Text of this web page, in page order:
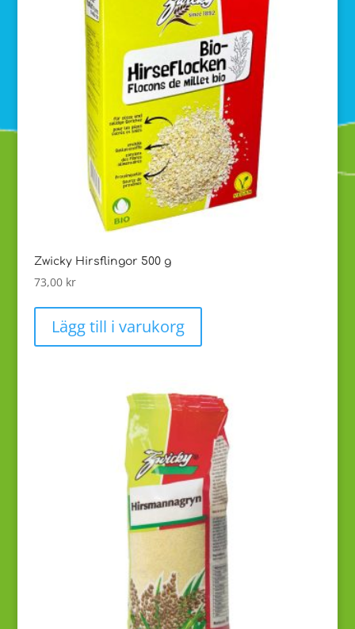
Zwicky Hirsflingor 500 g
73,00 kr
Lägg till i varukorg